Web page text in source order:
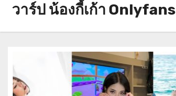
วาร์ป น้องกี้เก้า Onlyfans